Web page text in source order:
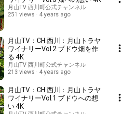
月山TV 西川町公式チャンネル
251 views
4 years ago
月山TV：CH.西川：月山トラヤ
ワイナリーVol.2 ブドウ畑を作
る 4K
月山TV 西川町公式チャンネル
213 views
4 years ago
月山TV：CH.西川：月山トラヤ
ワイナリーVol.1 ブドウへの想
い 4K